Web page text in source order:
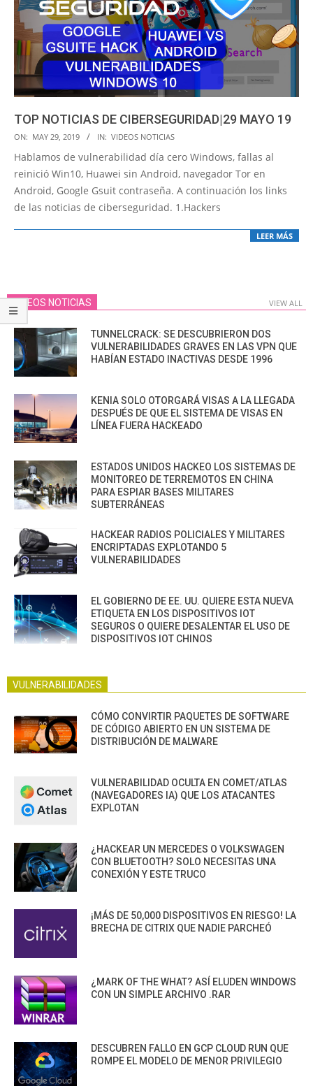
TOP NOTICIAS DE CIBERSEGURIDAD|29 MAYO 19
2019-
05-
ON: MAY 29, 2019 IN: VIDEOS NOTICIAS
Hablamos de vulnerabilidad día cero Windows, fallas al
reinició Win10, Huawei sin Android, navegador Tor en
Android, Google Gsuit contraseña. A continuación los links
de las noticias de ciberseguridad. 1.Hackers
LEER MÁS
VIDEOS NOTICIAS VIEW ALL
TUNNELCRACK: SE DESCUBRIERON DOS
VULNERABILIDADES GRAVES EN LAS VPN QUE
HABÍAN ESTADO INACTIVAS DESDE 1996
KENIA SOLO OTORGARÁ VISAS A LA LLEGADA
DESPUÉS DE QUE EL SISTEMA DE VISAS EN
LÍNEA FUERA HACKEADO
ESTADOS UNIDOS HACKEO LOS SISTEMAS DE
MONITOREO DE TERREMOTOS EN CHINA
PARA ESPIAR BASES MILITARES
SUBTERRÁNEAS
HACKEAR RADIOS POLICIALES Y MILITARES
ENCRIPTADAS EXPLOTANDO 5
VULNERABILIDADES
EL GOBIERNO DE EE. UU. QUIERE ESTA NUEVA
ETIQUETA EN LOS DISPOSITIVOS IOT
SEGUROS O QUIERE DESALENTAR EL USO DE
DISPOSITIVOS IOT CHINOS
VULNERABILIDADES
CÓMO CONVIRTIR PAQUETES DE SOFTWARE
DE CÓDIGO ABIERTO EN UN SISTEMA DE
DISTRIBUCIÓN DE MALWARE
VULNERABILIDAD OCULTA EN COMET/ATLAS
(NAVEGADORES IA) QUE LOS ATACANTES
EXPLOTAN
¿HACKEAR UN MERCEDES O VOLKSWAGEN
CON BLUETOOTH? SOLO NECESITAS UNA
CONEXIÓN Y ESTE TRUCO
¡MÁS DE 50,000 DISPOSITIVOS EN RIESGO! LA
BRECHA DE CITRIX QUE NADIE PARCHEÓ
¿MARK OF THE WHAT? ASÍ ELUDEN WINDOWS
CON UN SIMPLE ARCHIVO .RAR
DESCUBREN FALLO EN GCP CLOUD RUN QUE
ROMPE EL MODELO DE MENOR PRIVILEGIO